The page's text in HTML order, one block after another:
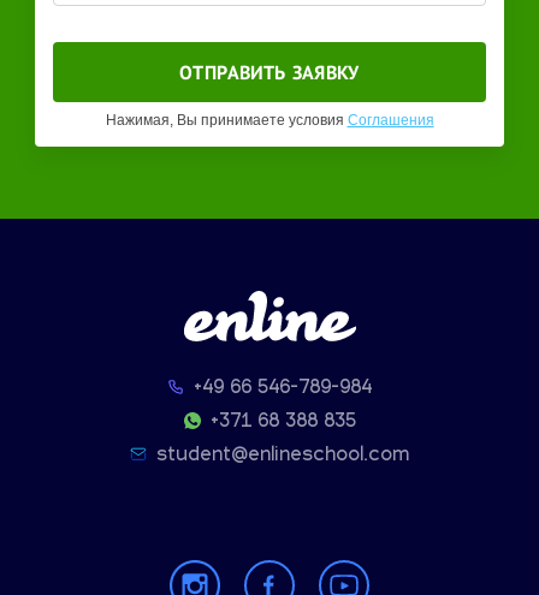
Нажимая, Вы принимаете условия Соглашения
+49 66 546-789-984
+371 68 388 835
student@enlineschool.com